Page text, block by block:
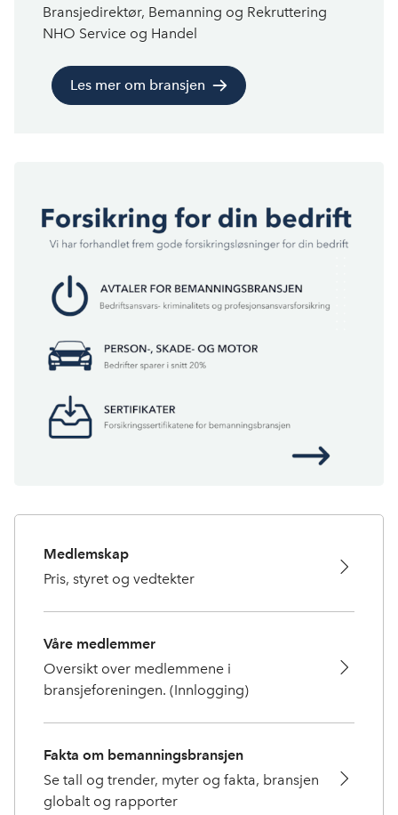
Bransjedirektør, Bemanning og Rekruttering
NHO Service og Handel
Les mer om bransjen
Medlemskap
Pris, styret og vedtekter
Våre medlemmer
Oversikt over medlemmene i
bransjeforeningen. (Innlogging)
Fakta om bemanningsbransjen
Se tall og trender, myter og fakta, bransjen
globalt og rapporter